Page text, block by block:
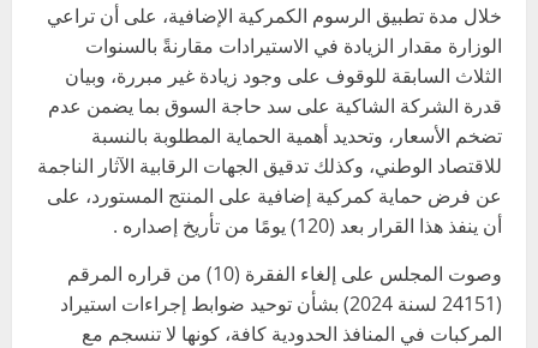
خلال مدة تطبيق الرسوم الكمركية الإضافية، على أن تراعي
الوزارة مقدار الزيادة في الاستيرادات مقارنةً بالسنوات
الثلاث السابقة للوقوف على وجود زيادة غير مبررة، وبيان
قدرة الشركة الشاكية على سد حاجة السوق بما يضمن عدم
تضخم الأسعار، وتحديد أهمية الحماية المطلوبة بالنسبة
للاقتصاد الوطني، وكذلك تدقيق الجهات الرقابية الآثار الناجمة
عن فرض حماية كمركية إضافية على المنتج المستورد، على
أن ينفذ هذا القرار بعد (120) يومًا من تأريخ إصداره .
وصوت المجلس على إلغاء الفقرة (10) من قراره المرقم
(24151 لسنة 2024) بشأن توحيد ضوابط إجراءات استيراد
المركبات في المنافذ الحدودية كافة، كونها لا تنسجم مع